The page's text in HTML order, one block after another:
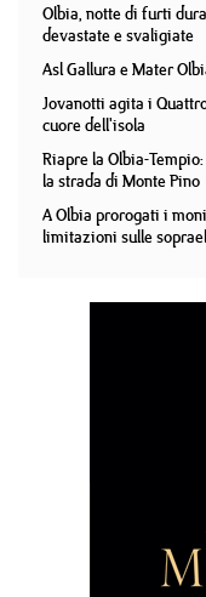
Olbia, notte di furti
devastate e svaligiate
Asl Gallura e Mater
Jovanotti agita i
cuore dell'isola
Riapre la Olbia-
la strada di Monte Pino
A Olbia prorogati i
limitazioni sulle